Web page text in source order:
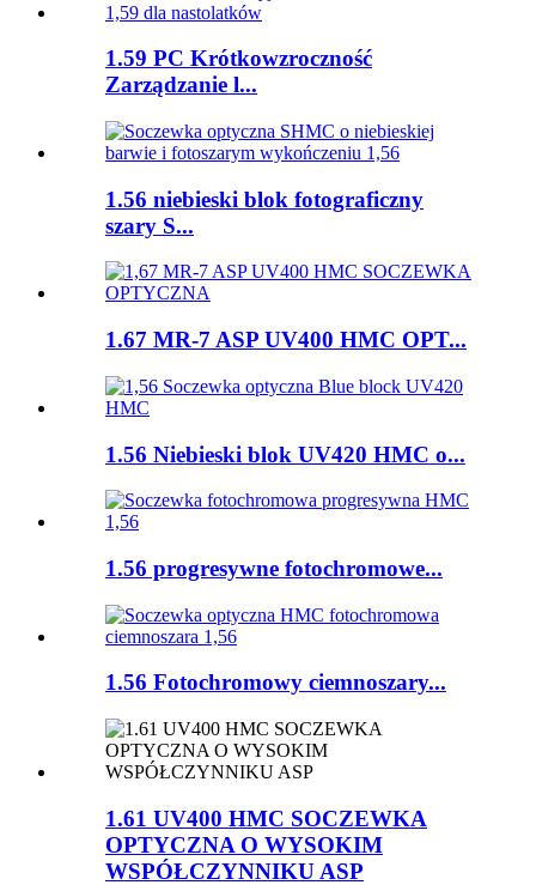
1.59 PC Krótkowzroczność
Zarządzanie l...
1.56 niebieski blok fotograficzny
szary S...
1.67 MR-7 ASP UV400 HMC OPT...
1.56 Niebieski blok UV420 HMC o...
1.56 progresywne fotochromowe...
1.56 Fotochromowy ciemnoszary...
1.61 UV400 HMC SOCZEWKA
OPTYCZNA O WYSOKIM
WSPÓŁCZYNNIKU ASP